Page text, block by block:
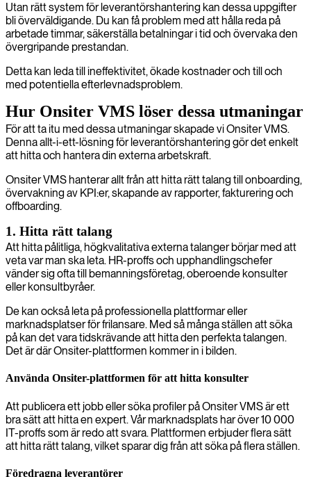
Utan rätt system för leverantörshantering kan dessa uppgifter
bli överväldigande. Du kan få problem med att hålla reda på
arbetade timmar, säkerställa betalningar i tid och övervaka den
övergripande prestandan.
Detta kan leda till ineffektivitet, ökade kostnader och till och
med potentiella efterlevnadsproblem.
Hur Onsiter VMS löser dessa utmaningar
För att ta itu med dessa utmaningar skapade vi Onsiter VMS.
Denna allt-i-ett-lösning för leverantörshantering gör det enkelt
att hitta och hantera din externa arbetskraft.
Onsiter VMS hanterar allt från att hitta rätt talang till onboarding,
övervakning av KPI:er, skapande av rapporter, fakturering och
offboarding.
1. Hitta rätt talang
Att hitta pålitliga, högkvalitativa externa talanger börjar med att
veta var man ska leta. HR-proffs och upphandlingschefer
vänder sig ofta till bemanningsföretag, oberoende konsulter
eller konsultbyråer.
De kan också leta på professionella plattformar eller
marknadsplatser för frilansare. Med så många ställen att söka
på kan det vara tidskrävande att hitta den perfekta talangen.
Det är där Onsiter-plattformen kommer in i bilden.
Använda Onsiter-plattformen för att hitta konsulter
Att publicera ett jobb eller söka profiler på Onsiter VMS är ett
bra sätt att hitta en expert. Vår marknadsplats har över 10 000
IT-proffs som är redo att svara. Plattformen erbjuder flera sätt
att hitta rätt talang, vilket sparar dig från att söka på flera ställen.
Föredragna leverantörer